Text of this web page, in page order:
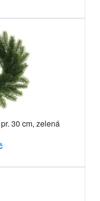
30 cm, zelená